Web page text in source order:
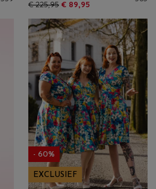
€ 225,95 € 89,95
- 60%
EXCLUSIEF